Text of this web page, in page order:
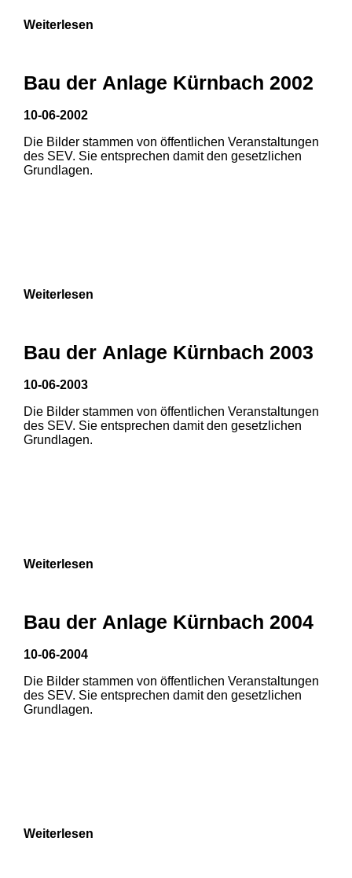
1 2 3
Weiterlesen
Bau der Anlage Kürnbach 2002
10-06-2002
Die Bilder stammen von öffentlichen Veranstaltungen
des SEV. Sie entsprechen damit den gesetzlichen
Grundlagen.
Weiterlesen
Bau der Anlage Kürnbach 2003
10-06-2003
Die Bilder stammen von öffentlichen Veranstaltungen
des SEV. Sie entsprechen damit den gesetzlichen
Grundlagen.
Weiterlesen
Bau der Anlage Kürnbach 2004
10-06-2004
Die Bilder stammen von öffentlichen Veranstaltungen
des SEV. Sie entsprechen damit den gesetzlichen
Grundlagen.
Weiterlesen